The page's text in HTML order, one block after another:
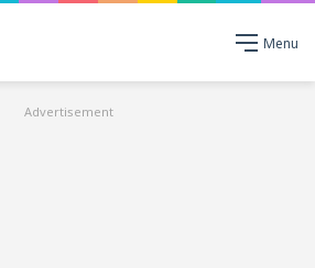
Menu
Advertisement